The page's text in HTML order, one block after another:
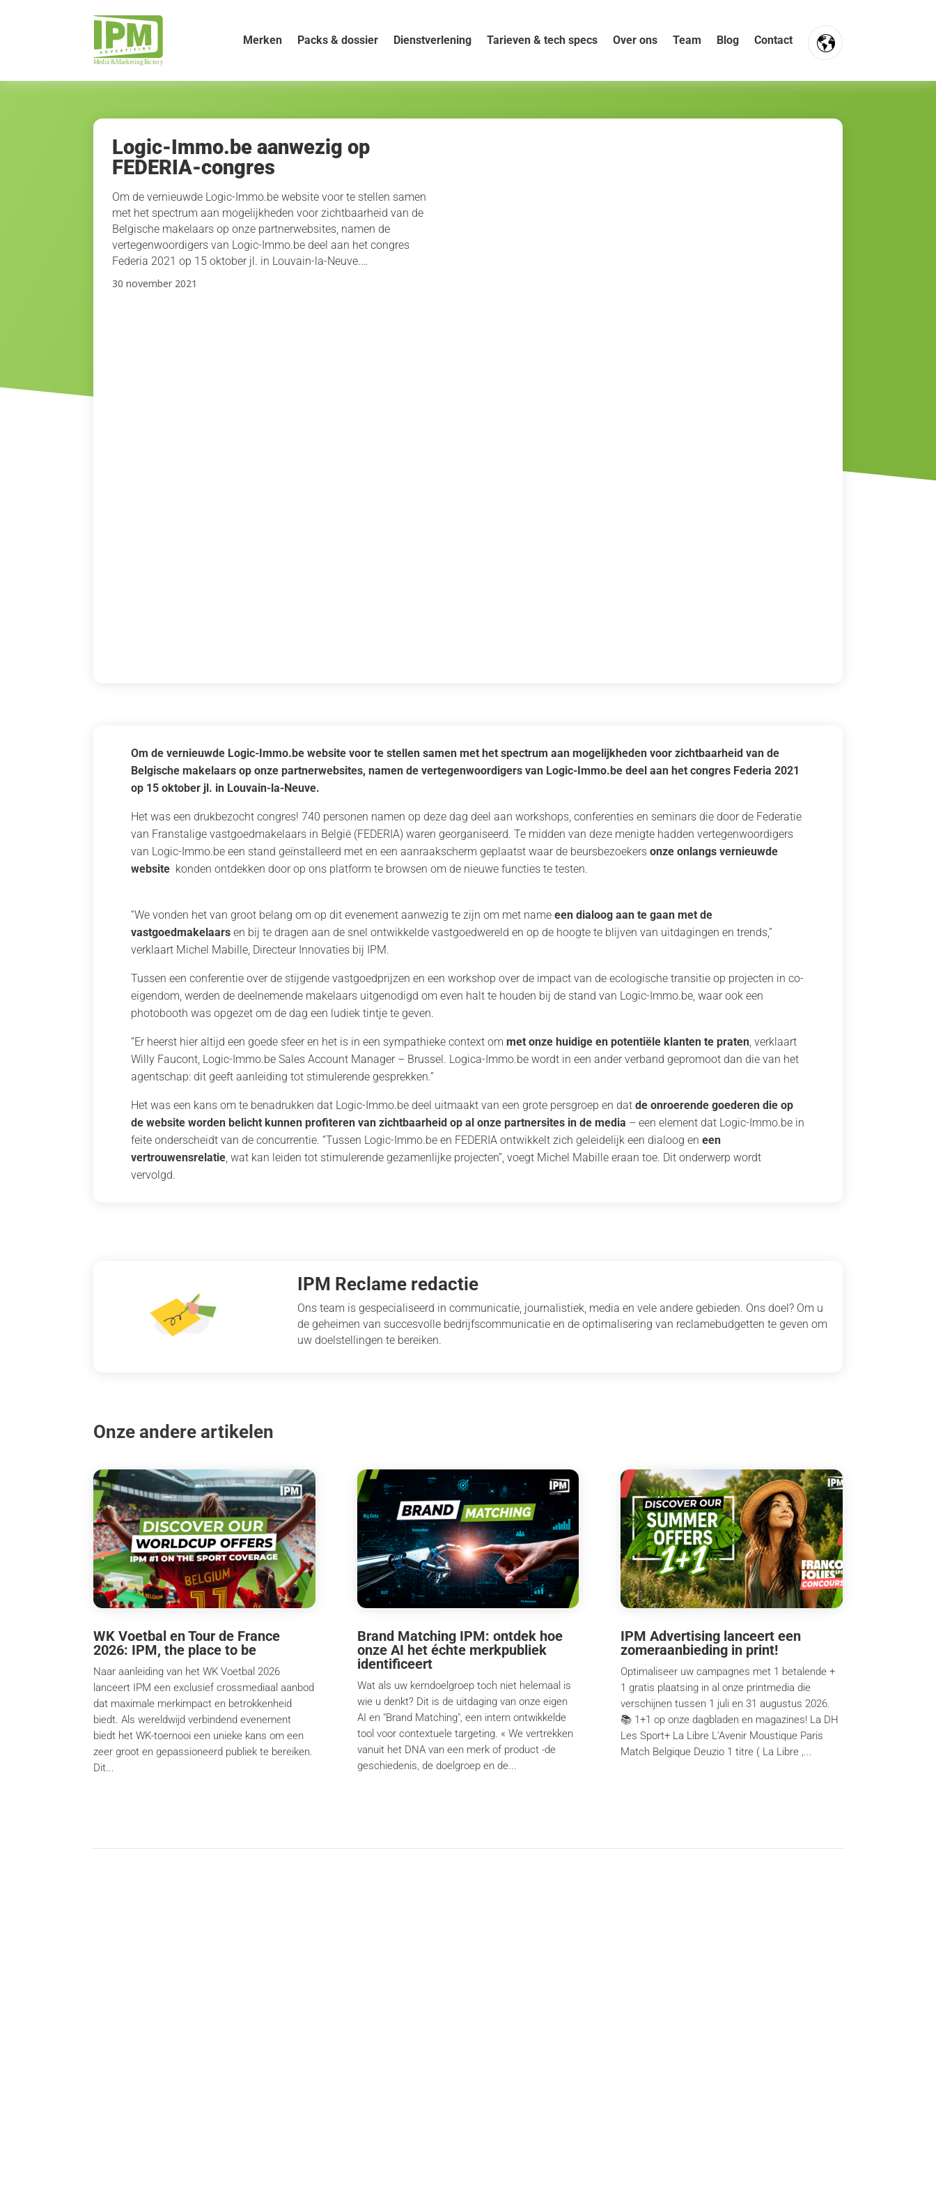
Merken Packs & dossier Dienstverlening Tarieven & tech specs Over ons Team Blog Contact
FR
Logic-Immo.be aanwezig op
FEDERIA-congres
Om de vernieuwde Logic-Immo.be website voor te stellen samen
met het spectrum aan mogelijkheden voor zichtbaarheid van de
Belgische makelaars op onze partnerwebsites, namen de
vertegenwoordigers van Logic-Immo.be deel aan het congres
Federia 2021 op 15 oktober jl. in Louvain-la-Neuve.…
30 november 2021
Om de vernieuwde Logic-Immo.be website voor te stellen samen met het spectrum aan mogelijkheden voor zichtbaarheid van de
Belgische makelaars op onze partnerwebsites, namen de vertegenwoordigers van Logic-Immo.be deel aan het congres Federia 2021
op 15 oktober jl. in Louvain-la-Neuve.
Het was een drukbezocht congres! 740 personen namen op deze dag deel aan workshops, conferenties en seminars die door de Federatie
van Franstalige vastgoedmakelaars in België (FEDERIA) waren georganiseerd. Te midden van deze menigte hadden vertegenwoordigers
van Logic-Immo.be een stand geïnstalleerd met en een aanraakscherm geplaatst waar de beursbezoekersonze onlangs vernieuwde
website konden ontdekken door op ons platform te browsen om de nieuwe functies te testen.
“We vonden het van groot belang om op dit evenement aanwezig te zijn om met nameeen dialoog aan te gaan met de
vastgoedmakelaars en bij te dragen aan de snel ontwikkelde vastgoedwereld en op de hoogte te blijven van uitdagingen en trends,”
verklaart Michel Mabille, Directeur Innovaties bij IPM.
Tussen een conferentie over de stijgende vastgoedprijzen en een workshop over de impact van de ecologische transitie op projecten in co-
eigendom, werden de deelnemende makelaars uitgenodigd om even halt te houden bij de stand van Logic-Immo.be, waar ook een
photobooth was opgezet om de dag een ludiek tintje te geven.
“Er heerst hier altijd een goede sfeer en het is in een sympathieke context ommet onze huidige en potentiële klanten te praten , verklaart
Willy Faucont, Logic-Immo.be Sales Account Manager – Brussel. Logica-Immo.be wordt in een ander verband gepromoot dan die van het
agentschap: dit geeft aanleiding tot stimulerende gesprekken.”
Het was een kans om te benadrukken dat Logic-Immo.be deel uitmaakt van een grote persgroep en datde onroerende goederen die op
de website worden belicht kunnen profiteren van zichtbaarheid op al onze partnersites in de media – een element dat Logic-Immo.be in
feite onderscheidt van de concurrentie. “Tussen Logic-Immo.be en FEDERIA ontwikkelt zich geleidelijk een dialoog eneen
vertrouwensrelatie , wat kan leiden tot stimulerende gezamenlijke projecten”, voegt Michel Mabille eraan toe. Dit onderwerp wordt
vervolgd.
IPM Reclame redactie
Ons team is gespecialiseerd in communicatie, journalistiek, media en vele andere gebieden. Ons doel? Om u
de geheimen van succesvolle bedrijfscommunicatie en de optimalisering van reclamebudgetten te geven om
uw doelstellingen te bereiken.
Onze andere artikelen
WK Voetbal en Tour de France
2026: IPM, the place to be
Naar aanleiding van het WK Voetbal 2026
lanceert IPM een exclusief crossmediaal aanbod
dat maximale merkimpact en betrokkenheid
biedt. Als wereldwijd verbindend evenement
biedt het WK-toernooi een unieke kans om een
zeer groot en gepassioneerd publiek te bereiken.
Dit...
Brand Matching IPM: ontdek hoe
onze AI het échte merkpubliek
identificeert
Wat als uw kerndoelgroep toch niet helemaal is
wie u denkt? Dit is de uitdaging van onze eigen
AI en "Brand Matching", een intern ontwikkelde
tool voor contextuele targeting. « We vertrekken
vanuit het DNA van een merk of product -de
geschiedenis, de doelgroep en de...
IPM Advertising lanceert een
zomeraanbieding in print!
Optimaliseer uw campagnes met 1 betalende +
1 gratis plaatsing in al onze printmedia die
verschijnen tussen 1 juli en 31 augustus 2026.
📚 1+1 op onze dagbladen en magazines! La DH
Les Sport+ La Libre L'Avenir Moustique Paris
Match Belgique Deuzio 1 titre ( La Libre ,...